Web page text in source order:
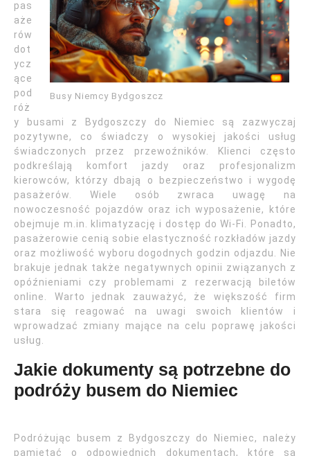
Busy Niemcy Bydgoszcz
pas
aże
rów
dot
ycz
ące
pod
róż
y busami z Bydgoszczy do Niemiec są zazwyczaj
pozytywne, co świadczy o wysokiej jakości usług
świadczonych przez przewoźników. Klienci często
podkreślają komfort jazdy oraz profesjonalizm
kierowców, którzy dbają o bezpieczeństwo i wygodę
pasażerów. Wiele osób zwraca uwagę na
nowoczesność pojazdów oraz ich wyposażenie, które
obejmuje m.in. klimatyzację i dostęp do Wi-Fi. Ponadto,
pasażerowie cenią sobie elastyczność rozkładów jazdy
oraz możliwość wyboru dogodnych godzin odjazdu. Nie
brakuje jednak także negatywnych opinii związanych z
opóźnieniami czy problemami z rezerwacją biletów
online. Warto jednak zauważyć, że większość firm
stara się reagować na uwagi swoich klientów i
wprowadzać zmiany mające na celu poprawę jakości
usług.
Jakie dokumenty są potrzebne do
podróży busem do Niemiec
Podróżując busem z Bydgoszczy do Niemiec, należy
pamiętać o odpowiednich dokumentach, które są